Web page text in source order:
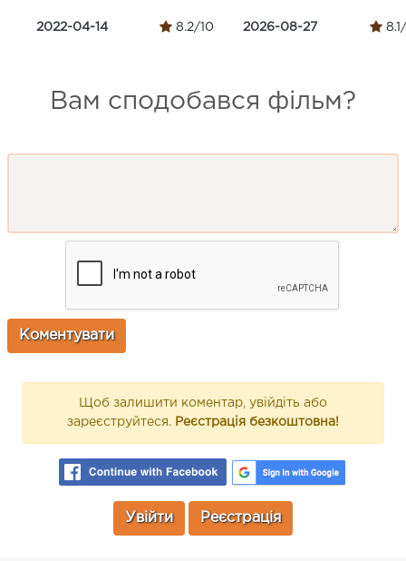
2022-04-14 8.2/10 2026-08-27
Вам сподобався фільм?
Щоб залишити коментар, увійдіть або
зареєструйтеся. Реєстрація безкоштовна!
Увійти Реєстрація